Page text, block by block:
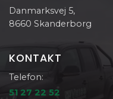
Danmarksvej 5,
8660 Skanderborg
KONTAKT
Telefon:
51 27 22 52